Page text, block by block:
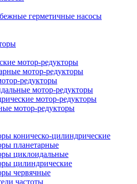
герметичные насосы
мотор-редукторы
мотор-редукторы
редукторы
мотор-редукторы
мотор-редукторы
мотор-редукторы
коническо-цилиндрические
планетарные
циклоидальные
цилиндрические
червячные
частоты